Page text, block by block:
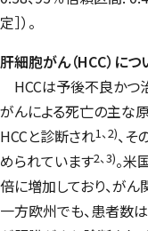
定］）。
肝細胞がん（HCC）につ
HCCは予後不良かつ
がんによる死亡の主な
HCCと診断され1、2)、
められています2、3)。米
倍に増加しており、が
一方欧州でも、患者数